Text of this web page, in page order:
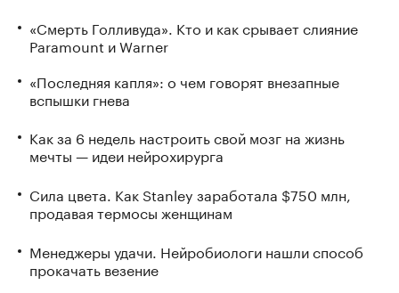
«Смерть Голливуда». Кто и как срывает слияние
Paramount и Warner
«Последняя капля»: о чем говорят внезапные
вспышки гнева
Как за 6 недель настроить свой мозг на жизнь
мечты — идеи нейрохирурга
Сила цвета. Как Stanley заработала $750 млн,
продавая термосы женщинам
Менеджеры удачи. Нейробиологи нашли способ
прокачать везение